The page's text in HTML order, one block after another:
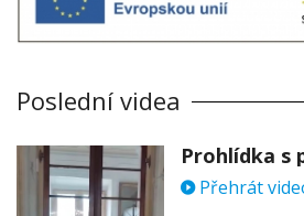
Poslední videa
Přehrát